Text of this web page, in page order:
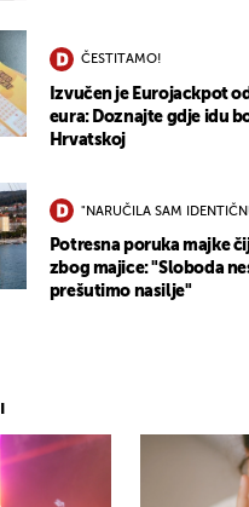
ČESTITAMO!
Izvučen je Eurojackpot
eura: Doznajte gdje idu
Hrvatskoj
"NARUČILA SAM
Potresna poruka majke
zbog majice: "Sloboda
prešutimo nasilje"